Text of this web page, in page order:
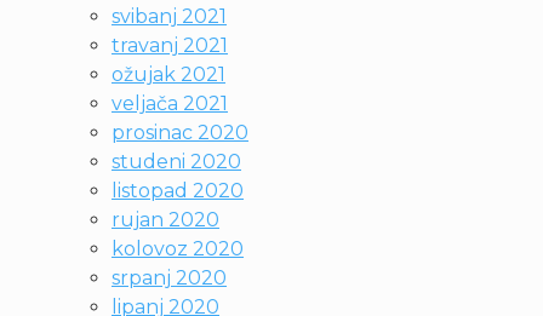
svibanj 2021
travanj 2021
ožujak 2021
veljača 2021
prosinac 2020
studeni 2020
listopad 2020
rujan 2020
kolovoz 2020
srpanj 2020
lipanj 2020